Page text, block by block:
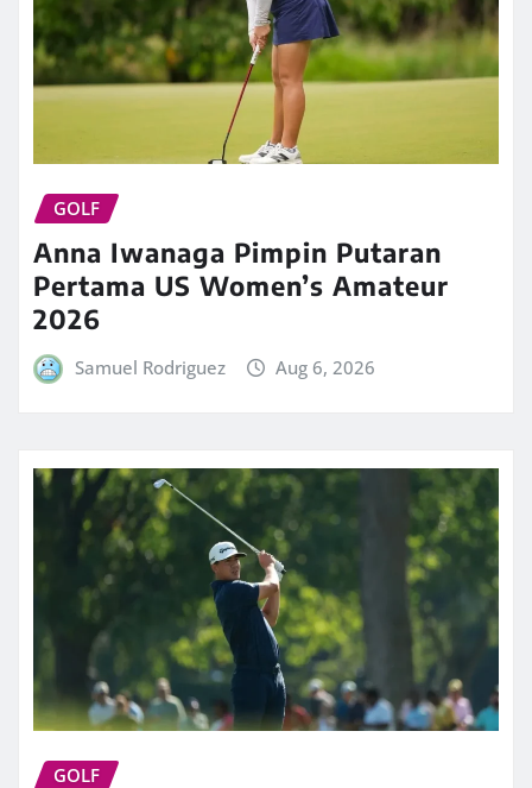
GOLF
Anna Iwanaga Pimpin Putaran
Pertama US Women’s Amateur
2026
Samuel Rodriguez Aug 6, 2026
GOLF